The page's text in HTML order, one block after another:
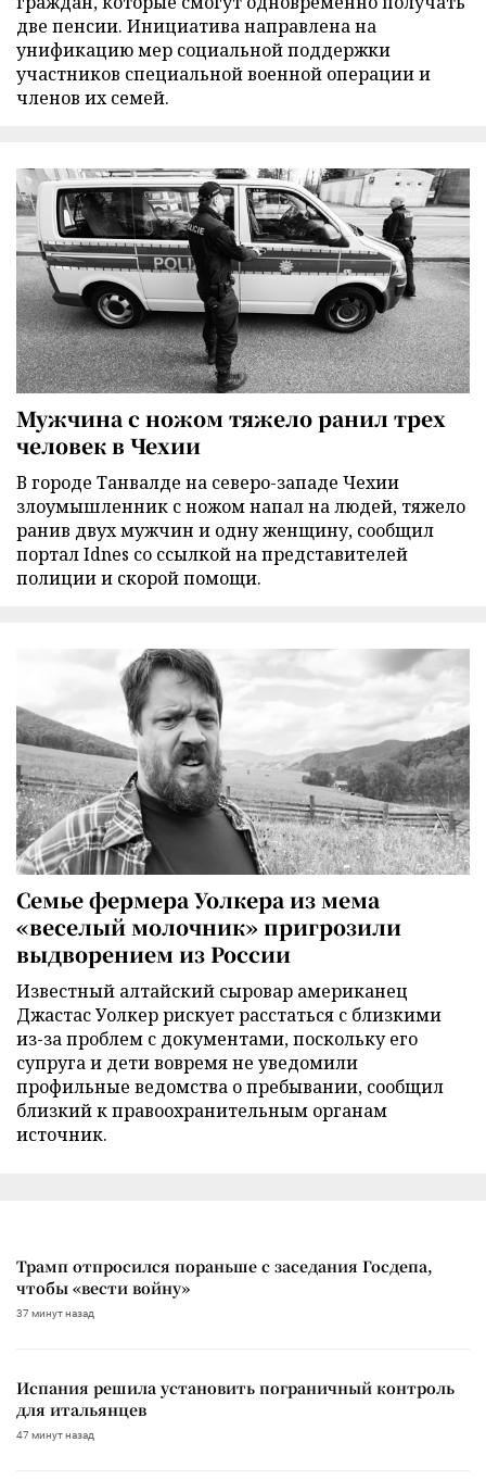
две пенсии. Инициатива направлена на
унификацию мер социальной поддержки
участников специальной военной операции и
членов их семей.
Мужчина с ножом тяжело ранил трех
человек в Чехии
В городе Танвалде на северо-западе Чехии
злоумышленник с ножом напал на людей, тяжело
ранив двух мужчин и одну женщину, сообщил
портал Idnes со ссылкой на представителей
полиции и скорой помощи.
Семье фермера Уолкера из мема
«веселый молочник» пригрозили
выдворением из России
Известный алтайский сыровар американец
Джастас Уолкер рискует расстаться с близкими
из-за проблем с документами, поскольку его
супруга и дети вовремя не уведомили
профильные ведомства о пребывании, сообщил
близкий к правоохранительным органам
источник.
Трамп отпросился пораньше с заседания Госдепа,
чтобы «вести войну»
37 минут назад
Испания решила установить пограничный контроль
для итальянцев
47 минут назад